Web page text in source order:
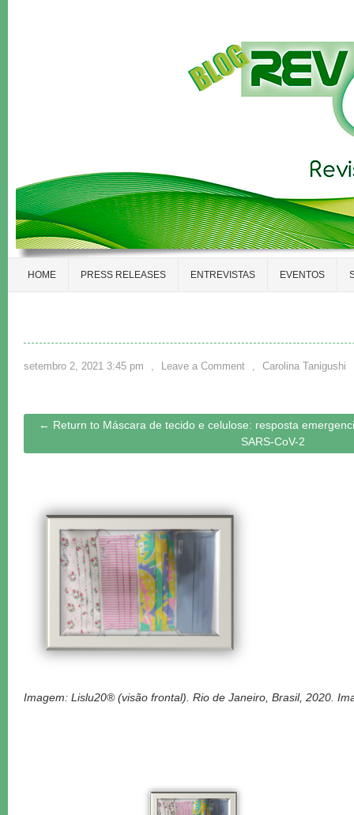
HOME PRESS RELEASES ENTREVISTAS EVENTOS
setembro 2, 2021 3:45 pm , Leave a Comment , Carolina Tanigushi
← Return to Máscara de tecido e celulose: resposta
SARS-CoV-2
Imagem: Lislu20® (visão frontal). Rio de Janeiro, Brasil, 2020.